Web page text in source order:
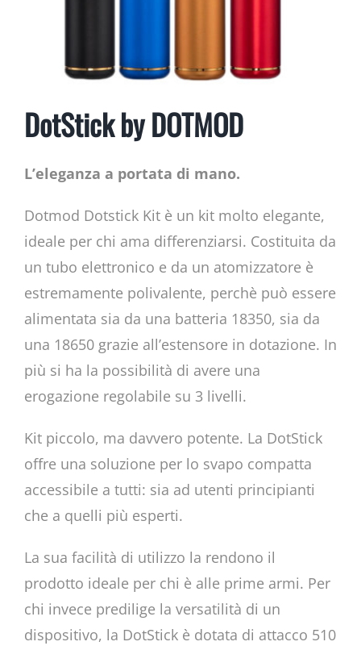
DotStick by DOTMOD
L’eleganza a portata di mano.
Dotmod Dotstick Kit è un kit molto elegante,
ideale per chi ama differenziarsi. Costituita da
un tubo elettronico e da un atomizzatore è
estremamente polivalente, perchè può essere
alimentata sia da una batteria 18350, sia da
una 18650 grazie all’estensore in dotazione. In
più si ha la possibilità di avere una
erogazione regolabile su 3 livelli.
Kit piccolo, ma davvero potente. La DotStick
offre una soluzione per lo svapo compatta
accessibile a tutti: sia ad utenti principianti
che a quelli più esperti.
La sua facilità di utilizzo la rendono il
prodotto ideale per chi è alle prime armi. Per
chi invece predilige la versatilità di un
dispositivo, la DotStick è dotata di attacco 510